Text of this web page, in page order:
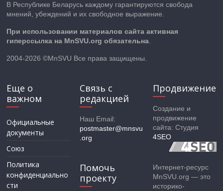
В Республике Беларусь каждому гарантируются свобода
мнений, убеждений и их свободное выражение.
При использовании материалов сайта активная
гиперссылка на MnSVU.org обязательна
2004-2026 ©MnSVU Все права защищены.
Еще о
важном
Официальные
документы
Союз
Политика
конфиденциально
сти
Связь с
редакцией
Наш Email:
postmaster@mnsvu
.org
Помочь
проекту
Продвижение
Создание и
продвижение
сайта: Студия
4SEO
Интернет-ресурс
MnSVU.org — это
историко-